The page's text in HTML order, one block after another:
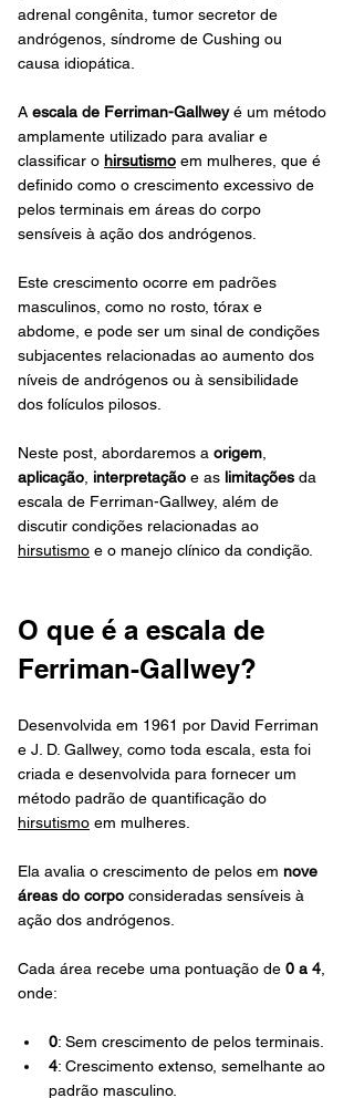
adrenal congênita, tumor secretor de
andrógenos, síndrome de Cushing ou
causa idiopática.
A escala de Ferriman-Gallwey é um método
amplamente utilizado para avaliar e
classificar o hirsutismo em mulheres, que é
definido como o crescimento excessivo de
pelos terminais em áreas do corpo
sensíveis à ação dos andrógenos.
Este crescimento ocorre em padrões
masculinos, como no rosto, tórax e
abdome, e pode ser um sinal de condições
subjacentes relacionadas ao aumento dos
níveis de andrógenos ou à sensibilidade
dos folículos pilosos.
Neste post, abordaremos a origem
aplicação interpretação e as limitações da
escala de Ferriman-Gallwey, além de
discutir condições relacionadas ao
hirsutismo e o manejo clínico da condição.
O que é a escala de
Ferriman-Gallwey?
Desenvolvida em 1961 por David Ferriman
e J. D. Gallwey, como toda escala, esta foi
criada e desenvolvida para fornecer um
método padrão de quantificação do
hirsutismo em mulheres.
Ela avalia o crescimento de pelos em nove
áreas do corpo consideradas sensíveis à
ação dos andrógenos.
Cada área recebe uma pontuação de 0 a 4
onde:
0: Sem crescimento de pelos terminais.
4: Crescimento extenso, semelhante ao
padrão masculino.